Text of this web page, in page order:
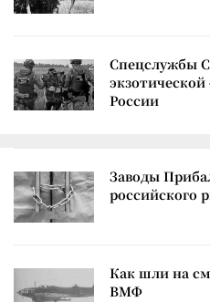
Спецслужбы
России
Заводы
российского
Как шли на
ВМФ